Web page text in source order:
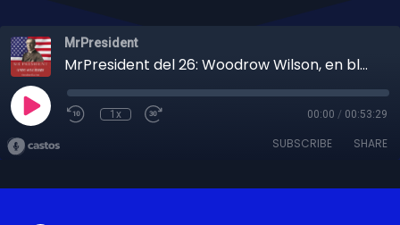
MrPresident
MrPresident del 26: Woodrow Wilson, en bland de tio i topp POTUS#28
1x 00:00 / 00:53:29
SUBSCRIBE SHARE